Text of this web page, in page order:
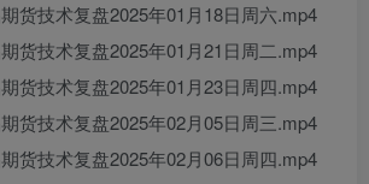
货技术复盘2025年01月18日周六.mp4
货技术复盘2025年01月21日周二.mp4
货技术复盘2025年01月23日周四.mp4
货技术复盘2025年02月05日周三.mp4
货技术复盘2025年02月06日周四.mp4